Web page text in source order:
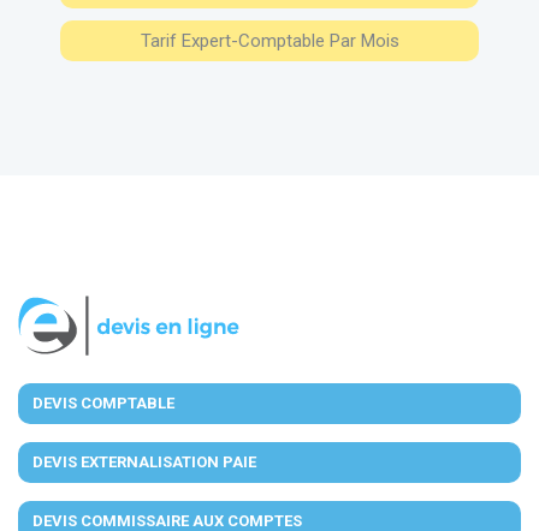
Tarif Expert-Comptable Par Mois
DEVIS COMPTABLE
DEVIS EXTERNALISATION PAIE
DEVIS COMMISSAIRE AUX COMPTES